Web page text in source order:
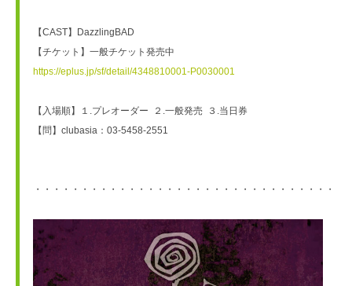
【CAST】DazzlingBAD
【チケット】一般チケット発売中
https://eplus.jp/sf/detail/4348810001-P0030001
【入場順】１.プレオーダー  ２.一般発売  ３.当日券
【問】clubasia：03-5458-2551
・・・・・・・・・・・・・・・・・・・・・・・・・・・・・・・・・